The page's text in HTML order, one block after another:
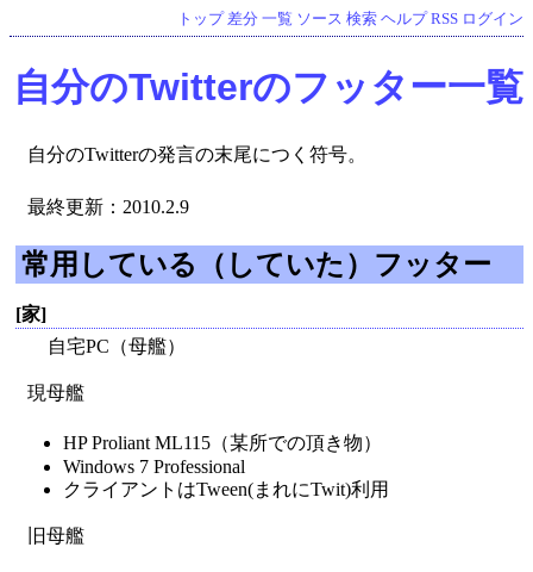
トップ 差分 一覧 ソース 検索 ヘルプ RSS ログイン
自分のTwitterのフッター一覧
自分のTwitterの発言の末尾につく符号。
最終更新：2010.2.9
常用している（していた）フッター
[家]
自宅PC（母艦）
現母艦
HP Proliant ML115（某所での頂き物）
Windows 7 Professional
クライアントはTween(まれにTwit)利用
旧母艦